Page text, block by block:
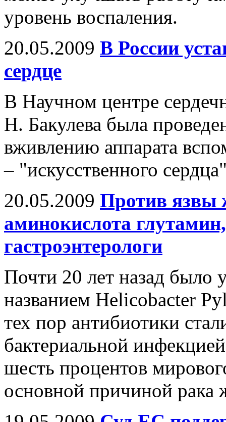
уровень воспаления.
20.05.2009 В России
сердце
В Научном центре
Н. Бакулева была
вживлению аппарата
– "искусственного
20.05.2009 Против язвы
аминокислота
гастроэнтерологи
Почти 20 лет назад было
названием Helicobacter
тех пор антибиотики
бактериальной
шесть процентов
основной причиной рака